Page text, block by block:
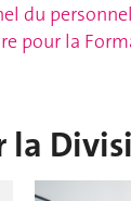
du personnel
pour la